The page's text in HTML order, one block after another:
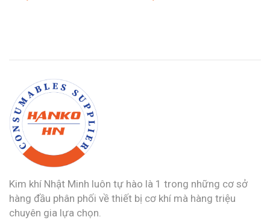
Kim khí Nhật Minh luôn tự hào là 1 trong những cơ sở
hàng đầu phân phối về thiết bị cơ khí mà hàng triệu
chuyên gia lựa chọn.